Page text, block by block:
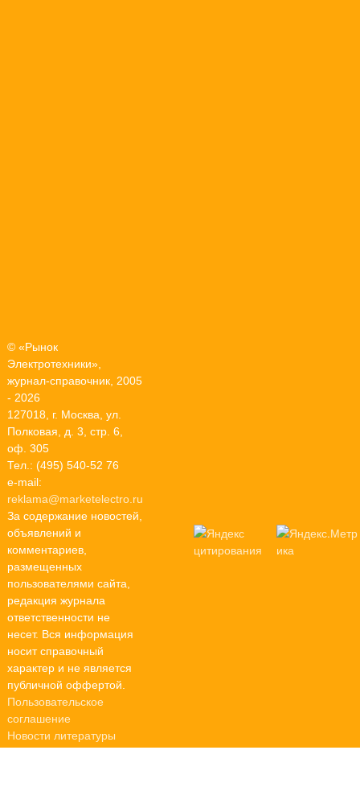
© «Рынок
Электротехники»,
журнал-справочник, 2005
- 2026
127018, г. Москва, ул.
Полковая, д. 3, стр. 6,
оф. 305
Тел.: (495) 540-52 76
e-mail:
reklama@marketelectro.ru
За содержание новостей,
объявлений и
комментариев,
размещенных
пользователями сайта,
редакция журнала
ответственности не
несет. Вся информация
носит справочный
характер и не является
публичной оффертой.
Пользовательское
соглашение
Новости литературы